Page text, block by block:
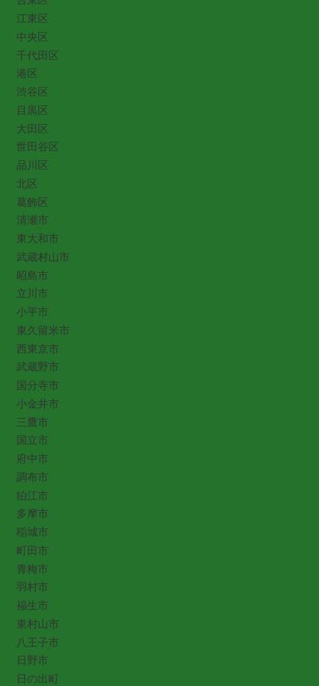
江東区
中央区
千代田区
港区
渋谷区
目黒区
大田区
世田谷区
品川区
北区
葛飾区
清瀬市
東大和市
武蔵村山市
昭島市
立川市
小平市
東久留米市
西東京市
武蔵野市
国分寺市
小金井市
三鷹市
国立市
府中市
調布市
狛江市
多摩市
稲城市
町田市
青梅市
羽村市
福生市
東村山市
八王子市
日野市
日の出町